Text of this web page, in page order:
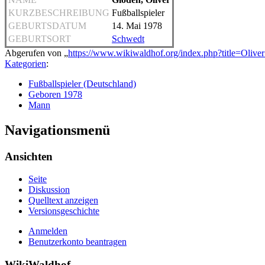
KURZBESCHREIBUNG Fußballspieler
GEBURTSDATUM
14. Mai 1978
GEBURTSORT
Schwedt
Abgerufen von „https://www.wikiwaldhof.org/
Kategorien:
Fußballspieler (Deutschland)
Geboren 1978
Mann
Navigationsmenü
Ansichten
Seite
Diskussion
Quelltext anzeigen
Versionsgeschichte
Anmelden
Benutzerkonto beantragen